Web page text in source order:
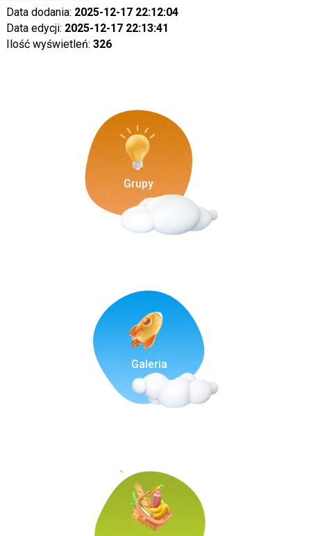
Data dodania: 2025-12-17 22:12:04
Data edycji: 2025-12-17 22:13:41
Ilość wyświetleń: 326
Grupy
Galeria